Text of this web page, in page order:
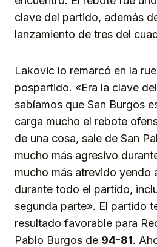
clave del partido, además
lanzamiento de tres del
Lakovic lo remarcó en la
pospartido. «Era la clave
sabíamos que San Burgos
carga mucho el rebote
de una cosa, sale de San
mucho más agresivo
mucho más atrevido yendo
durante todo el partido,
segunda parte». El partido
resultado favorable para
Pablo Burgos de 94-81.